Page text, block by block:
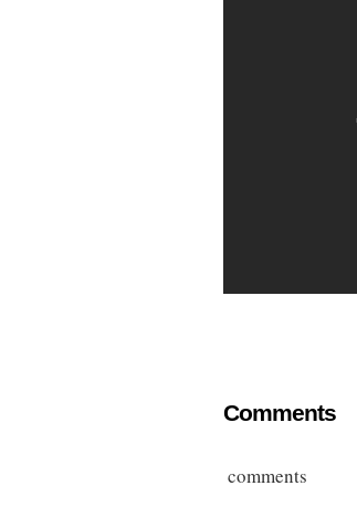
Comments
comments